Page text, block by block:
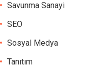
Savunma Sanayi
SEO
Sosyal Medya
Tanıtım